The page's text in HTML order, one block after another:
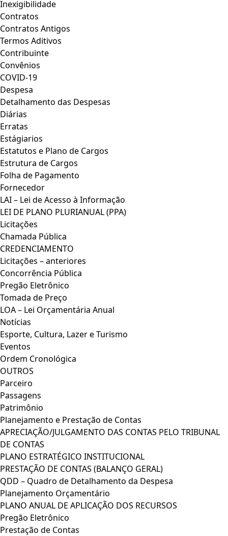
Inexigibilidade
Contratos
Contratos Antigos
Termos Aditivos
Contribuinte
Convênios
COVID-19
Despesa
Detalhamento das Despesas
Diárias
Erratas
Estágiarios
Estatutos e Plano de Cargos
Estrutura de Cargos
Folha de Pagamento
Fornecedor
LAI – Lei de Acesso à Informação
LEI DE PLANO PLURIANUAL (PPA)
Licitações
Chamada Pública
CREDENCIAMENTO
Licitações – anteriores
Concorrência Pública
Pregão Eletrônico
Tomada de Preço
LOA – Lei Orçamentária Anual
Notícias
Esporte, Cultura, Lazer e Turismo
Eventos
Ordem Cronológica
OUTROS
Parceiro
Passagens
Patrimônio
Planejamento e Prestação de Contas
APRECIAÇÃO/JULGAMENTO DAS CONTAS PELO TRIBUNAL
DE CONTAS
PLANO ESTRATÉGICO INSTITUCIONAL
PRESTAÇÃO DE CONTAS (BALANÇO GERAL)
QDD – Quadro de Detalhamento da Despesa
Planejamento Orçamentário
PLANO ANUAL DE APLICAÇÃO DOS RECURSOS
Pregão Eletrônico
Prestação de Contas